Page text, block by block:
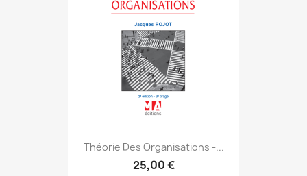
Théorie Des Organisations -...
25,00 €